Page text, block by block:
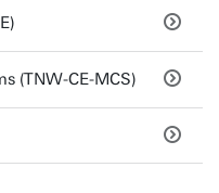
(TNW-CE-MCS)